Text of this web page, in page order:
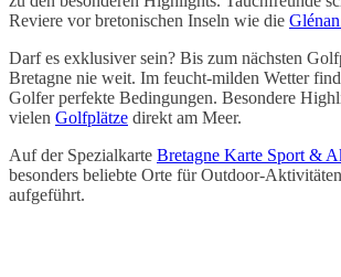
Reviere vor bretonischen Inseln wie die
Darf es exklusiver sein? Bis zum nächsten
Bretagne nie weit. Im feucht-milden Wetter
Golfer perfekte Bedingungen. Besondere
vielen Golfplätze direkt am Meer.
Auf der Spezialkarte Bretagne Karte Sport &
besonders beliebte Orte für Outdoor-
aufgeführt.